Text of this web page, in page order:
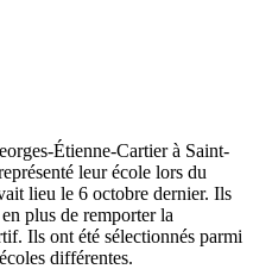
Étienne-Cartier à Saint-
leur école lors du
lieu le 6 octobre dernier. Ils
plus de remporter la
Ils ont été sélectionnés parmi
différentes.